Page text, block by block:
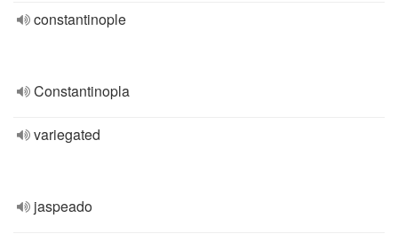
constantinople
Constantinopla
variegated
jaspeado